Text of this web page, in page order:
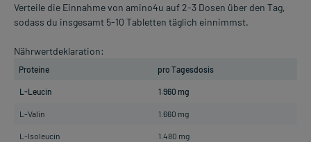
Verteile die Einnahme von amino4u auf 2-3 Dosen über den Tag,
sodass du insgesamt 5-10 Tabletten täglich einnimmst.
Nährwertdeklaration:
Proteine pro Tagesdosis
L-Leucin 1.960 mg
L-Valin 1.660 mg
L-Isoleucin 1.480 mg